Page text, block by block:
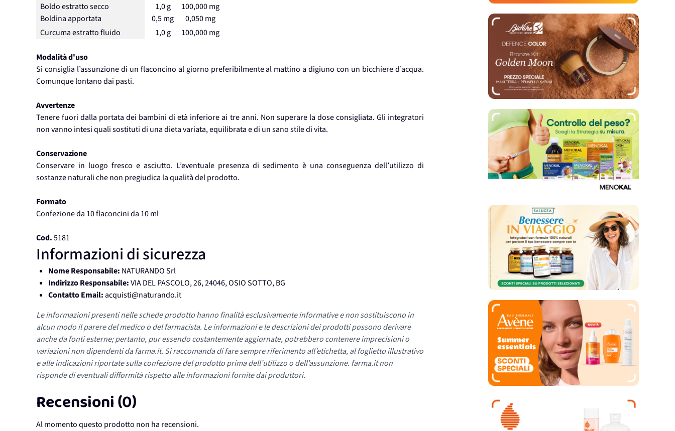
Boldo estratto secco
Boldina apportata
1,0 g
0,5 mg
100,000 mg
0,050 mg
Curcuma estratto fluido
1,0 g 100,000 mg
Modalità d'uso
Si consiglia l’assunzione di un flaconcino al giorno preferibilmente al mattino a digiuno con un bicchiere d’acqua.
Comunque lontano dai pasti.
Avvertenze
Tenere fuori dalla portata dei bambini di età inferiore ai tre anni. Non superare la dose consigliata. Gli integratori
non vanno intesi quali sostituti di una dieta variata, equilibrata e di un sano stile di vita.
Conservazione
Conservare in luogo fresco e asciutto. L’eventuale presenza di sedimento è una conseguenza dell’utilizzo di
sostanze naturali che non pregiudica la qualità del prodotto.
Formato
Confezione da 10 flaconcini da 10 ml
Cod.5181
Informazioni di sicurezza
Nome Responsabile: NATURANDO Srl
Indirizzo Responsabile:VIA DEL PASCOLO, 26, 24046, OSIO SOTTO, BG
Contatto Email:acquisti@naturando.it
Le informazioni presenti nelle schede prodotto hanno finalità esclusivamente informative e non sostituiscono in
alcun modo il parere del medico o del farmacista. Le informazioni e le descrizioni dei prodotti possono derivare
anche da fonti esterne; pertanto, pur essendo costantemente aggiornate, potrebbero contenere imprecisioni o
variazioni non dipendenti da farma.it. Si raccomanda di fare sempre riferimento all’etichetta, al foglietto illustrativo
e alle indicazioni riportate sulla confezione del prodotto prima dell’utilizzo o dell’assunzione. farma.it non
risponde di eventuali difformità rispetto alle informazioni fornite dai produttori.
Recensioni (0)
Al momento questo prodotto non ha recensioni.